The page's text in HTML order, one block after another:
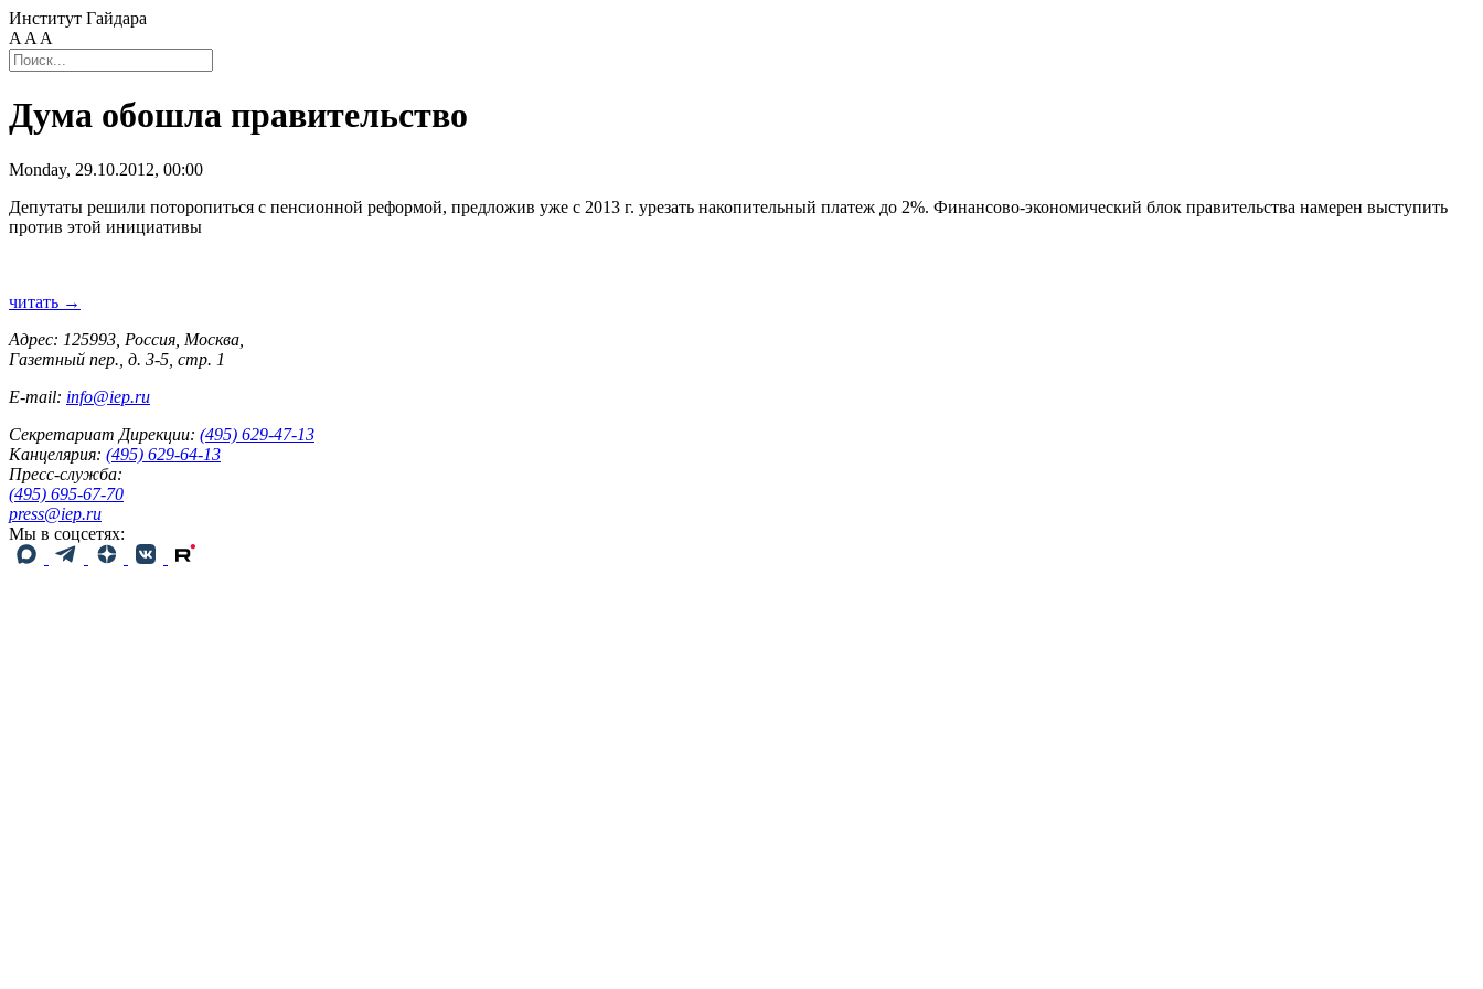
Институт Гайдара
A A A
Дума обошла правительство
Monday, 29.10.2012, 00:00
Депутаты решили поторопиться с пенсионной реформой, предложив уже с 2013 г. урезать накопительный платеж до 2%. Финансово-экономический блок правительства намерен выступить
против этой инициативы
читать →
Адрес: 125993, Россия, Москва,
Газетный пер., д. 3-5, стр. 1
E-mail: info@iep.ru
Секретариат Дирекции: (495) 629-47-13
Канцелярия: (495) 629-64-13
Пресс-служба:
(495) 695-67-70
press@iep.ru
Мы в соцсетях: